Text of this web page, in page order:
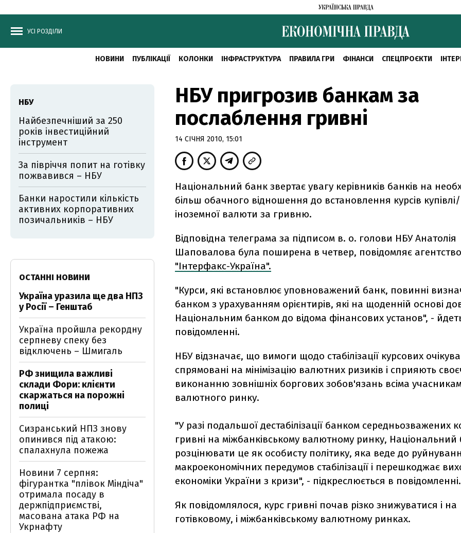
УСІ РОЗДІЛИ
НОВИНИ ПУБЛІКАЦІЇ КОЛОНКИ ІНФРАСТРУКТУРА ПРАВИЛА ГРИ ФІНАНСИ СПЕЦПРОЄКТИ
НБУ пригрозив банкам за
послаблення гривні
14 СІЧНЯ 2010, 15:01
Національний банк звертає увагу керівників банків на
більш обачного відношення до встановлення курсів
іноземної валюти за гривню.
Відповідна телеграма за підписом в. о. голови НБУ Анатолія
Шаповалова була поширена в четвер, повідомляє агентство
"Інтерфакс-Україна".
"Курси, які встановлює уповноважений банк, повинні
банком з урахуванням орієнтирів, які на щоденній основі
Національним банком до відома фінансових установ", -
повідомленні.
НБУ відзначає, що вимоги щодо стабілізації курсових
спрямовані на мінімізацію валютних ризиків і сприяють
виконанню зовнішніх боргових зобов'язань всіма
валютного ринку.
"У разі подальшої дестабілізації банком середньозважених
гривні на міжбанківському валютному ринку, Національний
розцінювати це як особисту політику, яка веде до
макроекономічних передумов стабілізації і перешкоджає
економіки України з кризи", - підкреслюється в повідомленні.
Як повідомлялося, курс гривні почав різко знижуватися і на
готівковому, і міжбанківському валютному ринках.
НБУ
Найбезпечніший за 250
років інвестиційний
інструмент
За півріччя попит на готівку
пожвавився – НБУ
Банки наростили кількість
активних корпоративних
позичальників – НБУ
ОСТАННІ НОВИНИ
Україна уразила ще два НПЗ
у Росії – Генштаб
Україна пройшла рекордну
серпневу спеку без
відключень – Шмигаль
РФ знищила важливі
склади Фори: клієнти
скаржаться на порожні
полиці
Сизранський НПЗ знову
опинився під атакою:
спалахнула пожежа
Новини 7 серпня:
фігурантка "плівок Міндіча"
отримала посаду в
держпідприємстві,
масована атака РФ на
Укрнафту